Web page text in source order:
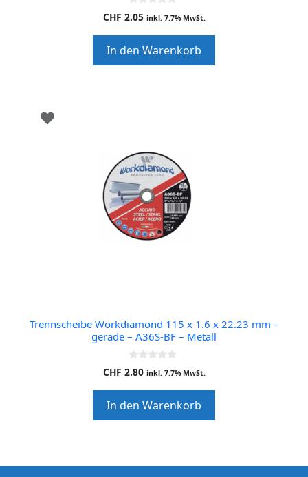
0
o
o
f
5
CHF 2.05 inkl. 7.7% MwSt.
In den Warenkorb
Trennscheibe Workdiamond 115 x 1.6 x 22.23 mm –
gerade – A36S-BF – Metall
0
o
o
f
5
CHF 2.80 inkl. 7.7% MwSt.
In den Warenkorb